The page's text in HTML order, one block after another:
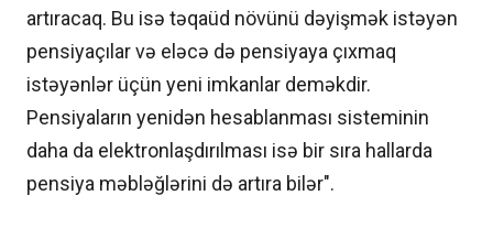
artıracaq. Bu isə təqaüd növünü dəyişmək istəyən
pensiyaçılar və eləcə də pensiyaya çıxmaq
istəyənlər üçün yeni imkanlar deməkdir.
Pensiyaların yenidən hesablanması sisteminin
daha da elektronlaşdırılması isə bir sıra hallarda
pensiya məbləğlərini də artıra bilər".